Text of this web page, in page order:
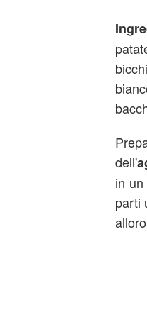
dell'
in
parti